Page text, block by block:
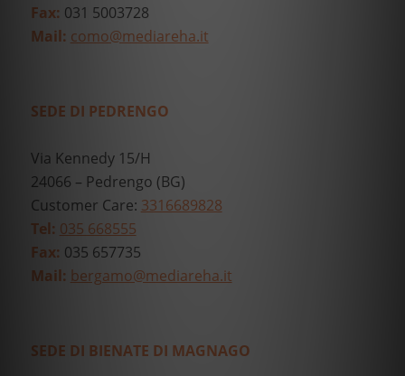
Fax: 031 5003728
Mail: como@mediareha.it
SEDE DI PEDRENGO
Via Kennedy 15/H
24066 – Pedrengo (BG)
Customer Care: 3316689828
Tel: 035 668555
Fax: 035 657735
Mail: bergamo@mediareha.it
SEDE DI BIENATE DI MAGNAGO